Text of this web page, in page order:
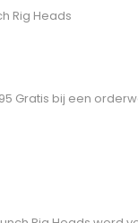
Rig Heads
Gratis bij een